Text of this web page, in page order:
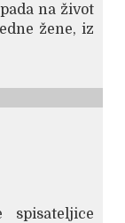
na život
žene, iz
spisateljice